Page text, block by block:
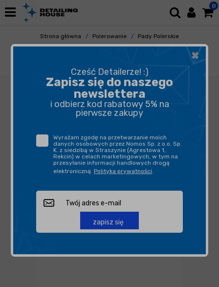
0
Strona główna Polerowanie
Pady Polerskie
Pady Mikrofibrowe
×
Cześć Detailerze! :)
Zapisz się do naszego
newslettera
i odbierz kod rabatowy 5% na
pierwsze zakupy
Wyrażam zgodę na przetwarzanie moich
danych osobowych przez Nomos Sp. z o.o. Sp.
K. z siedzibą w Straszynie (Agrestowa 1,
Rekcin) w celach marketingowych, w tym na
przesyłanie informacji handlowych drogą
elektroniczną. Polityka prywatności.
zapisz się